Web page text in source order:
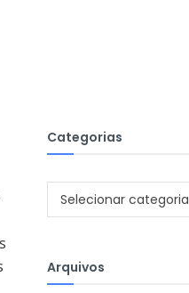
Categorias
Categorias
Selecionar categoria
Arquivos